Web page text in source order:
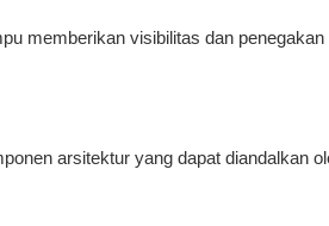
memberikan visibilitas dan
arsitektur yang dapat diandalkan